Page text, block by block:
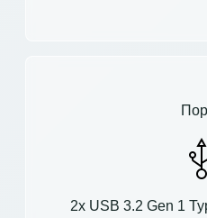
2x USB 3.2 Gen 1